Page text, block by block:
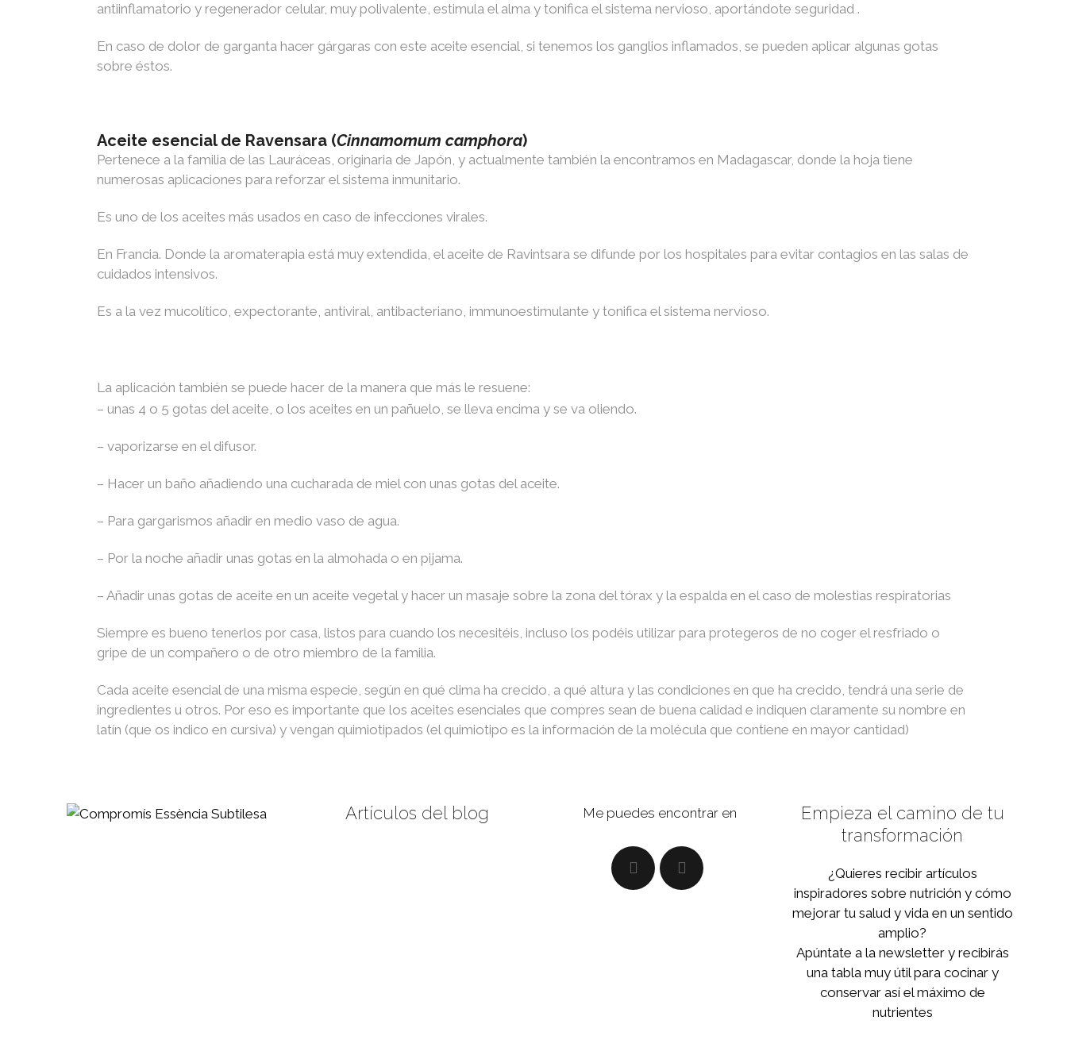
antiinflamatorio y regenerador celular, muy polivalente, estimula el alma y tonifica el sistema nervioso, aportándote seguridad .
En caso de dolor de garganta hacer gárgaras con este aceite esencial, si tenemos los ganglios inflamados, se pueden aplicar algunas gotas
sobre éstos.
Aceite esencial de Ravensara (Cinnamomum camphora)
Pertenece a la familia de las Lauráceas, originaria de Japón, y actualmente también la encontramos en Madagascar, donde la hoja tiene
numerosas aplicaciones para reforzar el sistema inmunitario.
Es uno de los aceites más usados ​​en caso de infecciones virales.
En Francia. Donde la aromaterapia está muy extendida, el aceite de Ravintsara se difunde por los hospitales para evitar contagios en las salas de
cuidados intensivos.
Es a la vez mucolítico, expectorante, antiviral, antibacteriano, immunoestimulante y tonifica el sistema nervioso.
La aplicación también se puede hacer de la manera que más le resuene:
– unas 4 o 5 gotas del aceite, o los aceites en un pañuelo, se lleva encima y se va oliendo.
– vaporizarse en el difusor.
– Hacer un baño añadiendo una cucharada de miel con unas gotas del aceite.
– Para gargarismos añadir en medio vaso de agua.
– Por la noche añadir unas gotas en la almohada o en pijama.
– Añadir unas gotas de aceite en un aceite vegetal y hacer un masaje sobre la zona del tórax y la espalda en el caso de molestias respiratorias
Siempre es bueno tenerlos por casa, listos para cuando los necesitéis, incluso los podéis utilizar para protegeros de no coger el resfriado o
gripe de un compañero o de otro miembro de la familia.
Cada aceite esencial de una misma especie, según en qué clima ha crecido, a qué altura y las condiciones en que ha crecido, tendrá una serie de
ingredientes u otros. Por eso es importante que los aceites esenciales que compres sean de buena calidad e indiquen claramente su nombre en
latín (que os indico en cursiva) y vengan quimiotipados (el quimiotipo es la información de la molécula que contiene en mayor cantidad)
Artículos del blog Me puedes encontrar en
Empieza el camino de tu
transformación
¿Quieres recibir artículos
inspiradores sobre nutrición y cómo
mejorar tu salud y vida en un sentido
amplio?
Apúntate a la newsletter y recibirás
una tabla muy útil para cocinar y
conservar así el máximo de
nutrientes